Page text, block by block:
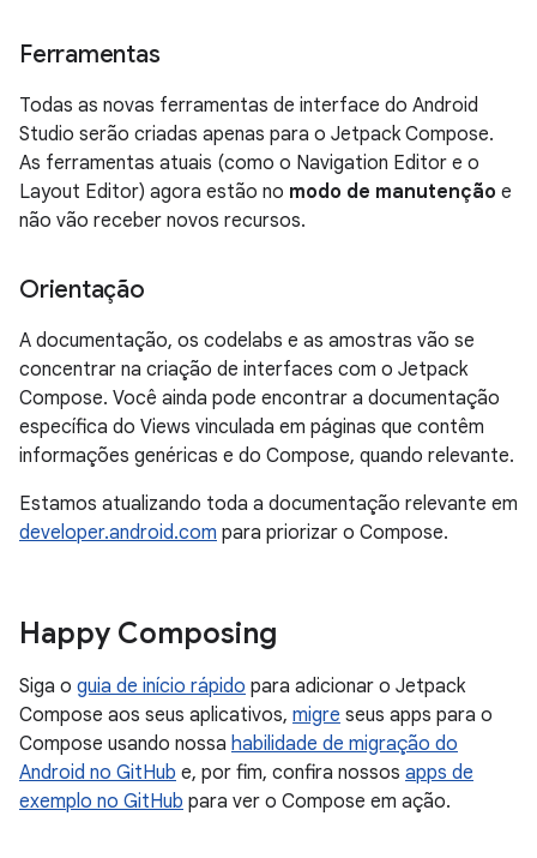
Ferramentas
Todas as novas ferramentas de interface do Android
Studio serão criadas apenas para o Jetpack Compose.
As ferramentas atuais (como o Navigation Editor e o
Layout Editor) agora estão no modo de manutenção e
não vão receber novos recursos.
Orientação
A documentação, os codelabs e as amostras vão se
concentrar na criação de interfaces com o Jetpack
Compose. Você ainda pode encontrar a documentação
específica do Views vinculada em páginas que contêm
informações genéricas e do Compose, quando relevante.
Estamos atualizando toda a documentação relevante em
developer.android.com para priorizar o Compose.
Happy Composing
Siga o guia de início rápido para adicionar o Jetpack
Compose aos seus aplicativos, migre seus apps para o
Compose usando nossa habilidade de migração do
Android no GitHub e, por fim, confira nossos apps de
exemplo no GitHub para ver o Compose em ação.